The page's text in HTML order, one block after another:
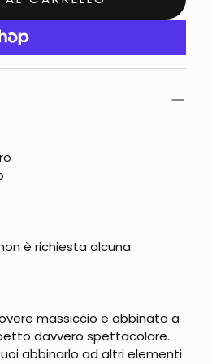
è richiesta alcuna
massiccio e abbinato a
davvero spettacolare.
abbinarlo ad altri elementi